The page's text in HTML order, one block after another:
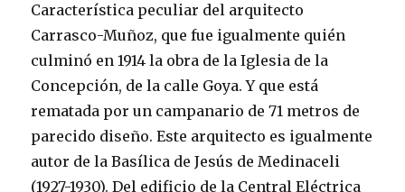
Característica peculiar del arquitecto
Carrasco-Muñoz, que fue igualmente quién
culminó en 1914 la obra de la Iglesia de la
Concepción, de la calle Goya. Y que está
rematada por un campanario de 71 metros de
parecido diseño. Este arquitecto es igualmente
autor de la Basílica de Jesús de Medinaceli
(1927-1930). Del edificio de la Central Eléctrica